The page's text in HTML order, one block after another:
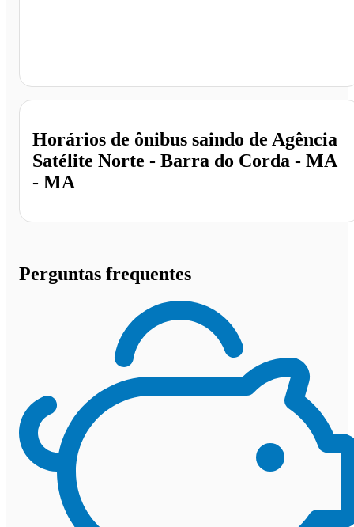
Horários de ônibus saindo de Agência
Satélite Norte - Barra do Corda - MA
- MA
Perguntas frequentes